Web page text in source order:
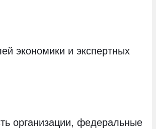
экономики и экспертных
организации, федеральные